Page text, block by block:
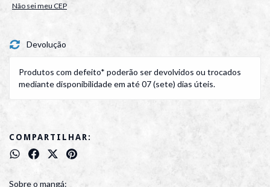
Não sei meu CEP
Devolução
Produtos com defeito* poderão ser devolvidos ou trocados
mediante disponibilidade em até 07 (sete) dias úteis.
COMPARTILHAR:
Sobre o mangá: